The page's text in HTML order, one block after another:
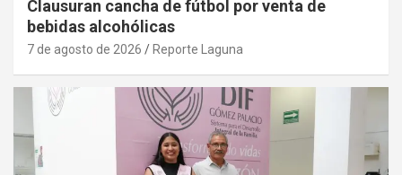
Clausuran cancha de fútbol por venta de
bebidas alcohólicas
7 de agosto de 2026 Reporte Laguna